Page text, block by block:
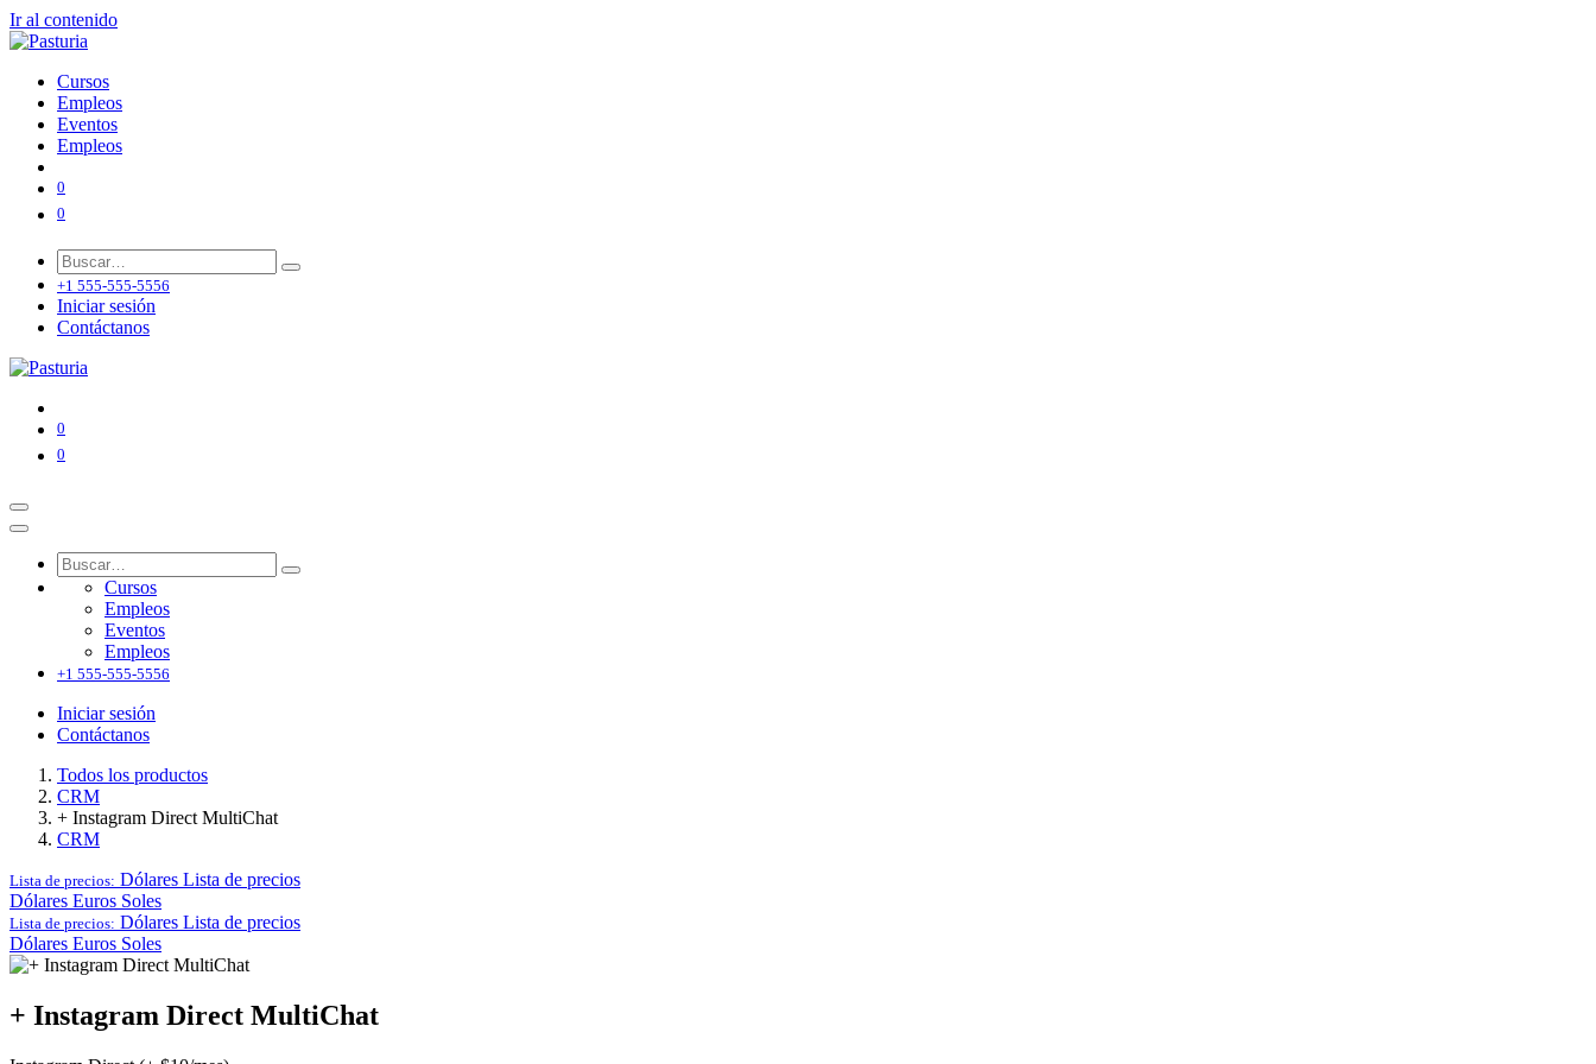
Ir al contenido
Cursos
Empleos
Eventos
Empleos
0
0
+1 555-555-5556
Iniciar sesión
Contáctanos
0
0
Cursos
Empleos
Eventos
Empleos
+1 555-555-5556
Iniciar sesión
Contáctanos
Todos los productos
CRM
+ Instagram Direct MultiChat
CRM
Lista de precios: Dólares Lista de precios
Dólares Euros Soles
Lista de precios: Dólares Lista de precios
Dólares Euros Soles
+ Instagram Direct MultiChat